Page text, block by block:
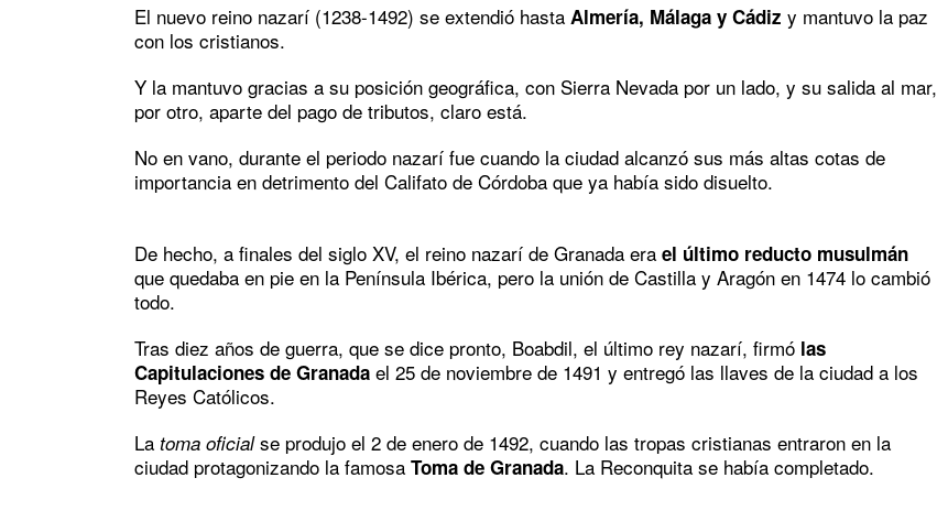
El nuevo reino nazarí (1238-1492) se extendió hasta Almería, Málaga y Cádiz y mantuvo la paz
con los cristianos.
Y la mantuvo gracias a su posición geográfica, con Sierra Nevada por un lado, y su salida al mar,
por otro, aparte del pago de tributos, claro está.
No en vano, durante el periodo nazarí fue cuando la ciudad alcanzó sus más altas cotas de
importancia en detrimento del Califato de Córdoba que ya había sido disuelto.
De hecho, a finales del siglo XV, el reino nazarí de Granada era el último reducto musulmán
que quedaba en pie en la Península Ibérica, pero la unión de Castilla y Aragón en 1474 lo cambió
todo.
Tras diez años de guerra, que se dice pronto, Boabdil, el último rey nazarí, firmó las
Capitulaciones de Granada el 25 de noviembre de 1491 y entregó las llaves de la ciudad a los
Reyes Católicos.
La toma oficialse produjo el 2 de enero de 1492, cuando las tropas cristianas entraron en la
ciudad protagonizando la famosa Toma de Granada. La Reconquita se había completado.